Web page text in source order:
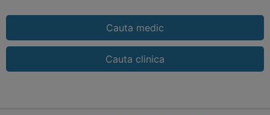
Cauta medic
Cauta clinica